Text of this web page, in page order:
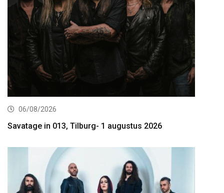
06/08/2026
Savatage in 013, Tilburg- 1 augustus 2026